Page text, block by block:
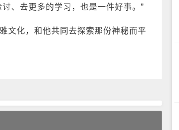
、去更多的学习，也是一件好事。”
化，和他共同去探索那份神秘而平